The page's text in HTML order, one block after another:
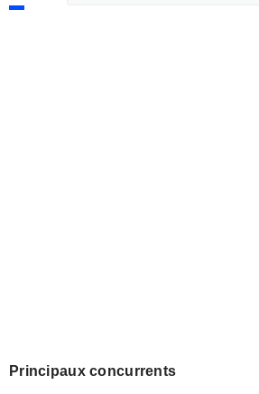
Principaux concurrents